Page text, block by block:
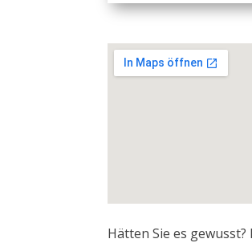
Hätten Sie es